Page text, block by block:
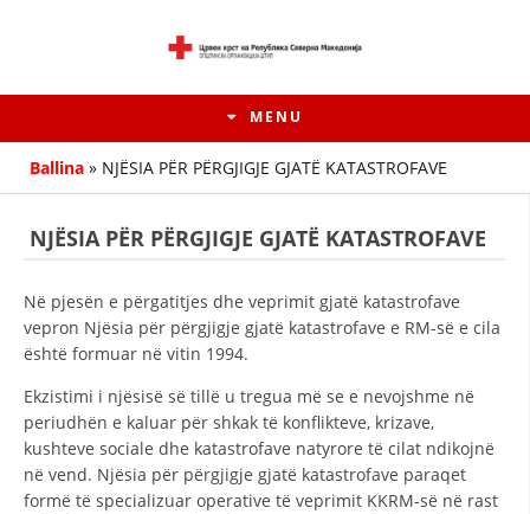
MENU
HISTORIA E LËVIZJES
HISTORIA E KRYQIT TË KUQ
Ballina » NJËSIA PËR PËRGJIGJE GJATË KATASTROFAVE
NJËSIA PËR PËRGJIGJE GJATË KATASTROFAVE
Në pjesën e përgatitjes dhe veprimit gjatë katastrofave
vepron Njësia për përgjigje gjatë katastrofave e RM-së e cila
është formuar në vitin 1994.
Ekzistimi i njësisë së tillë u tregua më se e nevojshme në
periudhën e kaluar për shkak të konflikteve, krizave,
kushteve sociale dhe katastrofave natyrore të cilat ndikojnë
në vend. Njësia për përgjigje gjatë katastrofave paraqet
formë të specializuar operative të veprimit KKRM-së në rast